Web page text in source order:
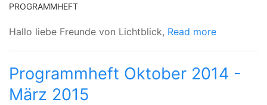
PROGRAMMHEFT
Hallo liebe Freunde von Lichtblick, Read more
Programmheft Oktober 2014 -
März 2015